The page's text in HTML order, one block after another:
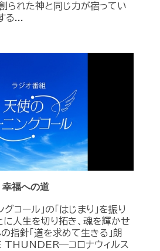
られた神と同じ力が宿ってい
る...
福への道
コール」の「はじまり」を振り
人生を切り拓き、魂を輝かせ
指針「道を求めて生きる」朗
THUNDER―コロナウィルス